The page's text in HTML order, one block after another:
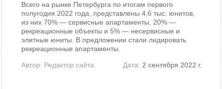
Всего на рынке Петербурга по итогам первого
полугодия 2022 года, представлены 4,6 тыс. юнитов,
из них 70% — сервисные апартаменты, 20% —
рекреационные объекты и 5% — несервисные и
элитные юниты. В предложении стали лидировать
рекреационные апартаменты.
Автор: Редактор сайта Дата: 2 сентября 2022 г.